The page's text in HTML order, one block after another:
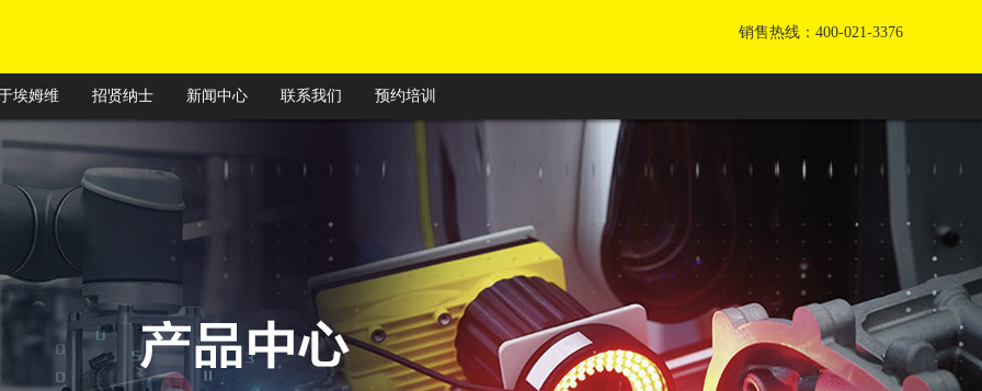
销售热线：400-021-3376
埃姆维 招贤纳士 新闻中心 联系我们 预约培训